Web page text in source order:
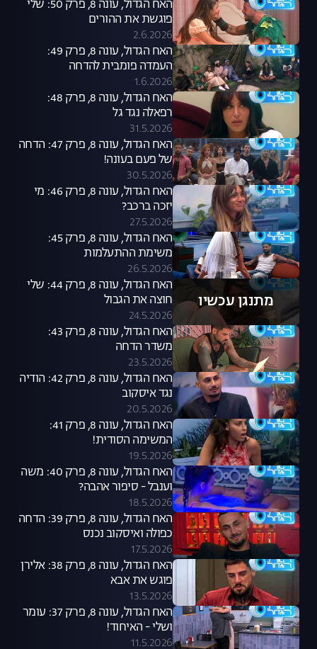
האח הגדול, עונה 8, פרק 50: שלי
פוגשת את ההורים
2.6.2026
האח הגדול, עונה 8, פרק 49:
העמדה פומבית להדחה
1.6.2026
האח הגדול, עונה 8, פרק 48:
רפאלה נגד גל
31.5.2026
האח הגדול, עונה 8, פרק 47: הדחה
של פעם בעונה!
30.5.2026
האח הגדול, עונה 8, פרק 46: מי
יזכה ברכב?
27.5.2026
האח הגדול, עונה 8, פרק 45:
משימת ההתעלמות
26.5.2026
מתנגן עכשיו
האח הגדול, עונה 8, פרק 44: שלי
חוצה את הגבול
24.5.2026
האח הגדול, עונה 8, פרק 43:
משדר הדחה
23.5.2026
האח הגדול, עונה 8, פרק 42: הודיה
נגד איסקוב
20.5.2026
האח הגדול, עונה 8, פרק 41:
המשימה הסודית!
19.5.2026
האח הגדול, עונה 8, פרק 40: משה
וענבל - סיפור אהבה?
18.5.2026
האח הגדול, עונה 8, פרק 39: הדחה
כפולה ואיסקוב נכנס
17.5.2026
האח הגדול, עונה 8, פרק 38: אלירן
פוגש את אבא
13.5.2026
האח הגדול, עונה 8, פרק 37: עומר
ושלי - האיחוד!
11.5.2026